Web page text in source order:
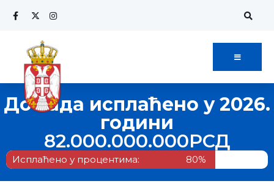
До сада исплаћено у 2026.
години
82.000.000.000РСД
Исплаћено у процентима: 80%